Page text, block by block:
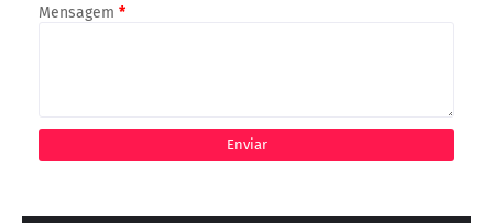
Mensagem *